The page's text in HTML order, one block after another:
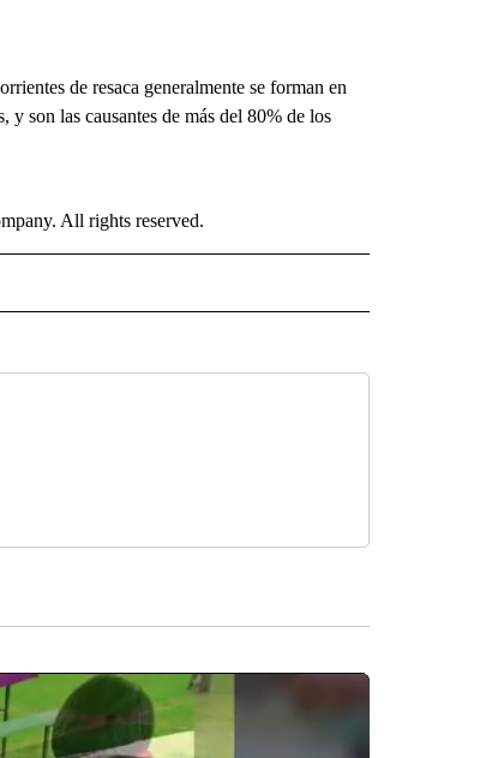
de resaca generalmente se forman en
y son las causantes de más del 80% de los
All rights reserved.
NOTIFICATIONS ABOUT NEW PAGES ON "CNN-SPANISH".